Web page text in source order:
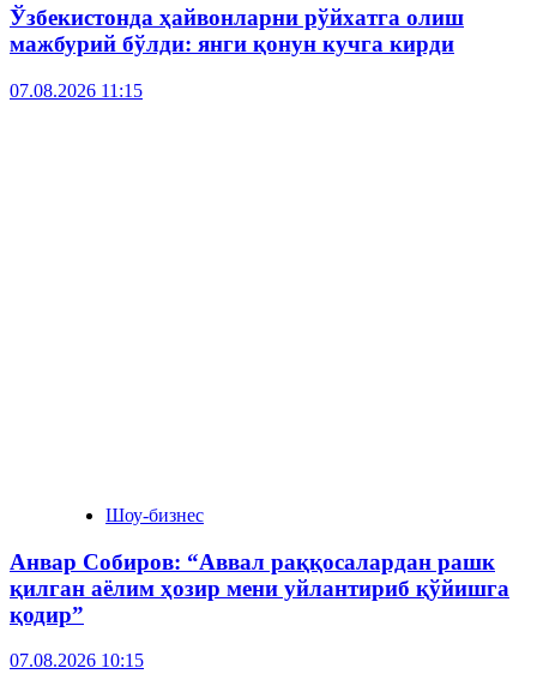
Ўзбекистонда ҳайвонларни рўйхатга олиш
мажбурий бўлди: янги қонун кучга кирди
07.08.2026 11:15
Шоу-бизнес
Анвар Собиров: “Аввал раққосалардан рашк
қилган аёлим ҳозир мени уйлантириб қўйишга
қодир”
07.08.2026 10:15